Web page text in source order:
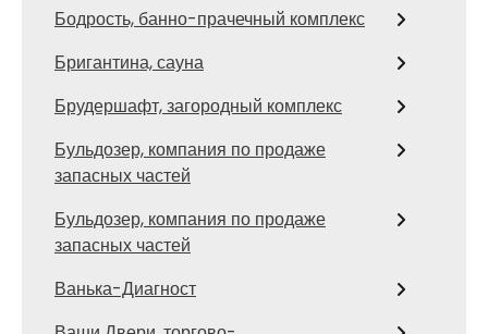
Бодрость, банно-прачечный комплекс
Бригантина, сауна
Брудершафт, загородный комплекс
Бульдозер, компания по продаже
запасных частей
Бульдозер, компания по продаже
запасных частей
Ванька-Диагност